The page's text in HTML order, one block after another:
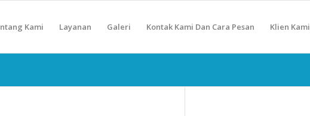
Kami Layanan Galeri Kontak Kami Dan Cara Pesan Klien Kami